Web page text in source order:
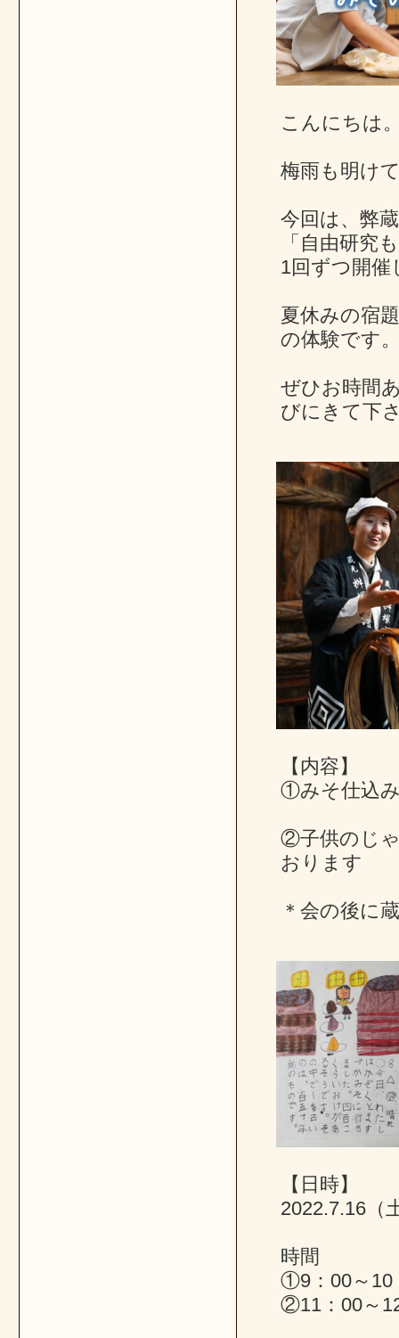
こんにちは
梅雨も明け
今回は、弊
「自由研究
1回ずつ開催
夏休みの宿
の体験です
ぜひお時間
びにきて下
【内容】
①みそ仕込
②子供のじ
おります
＊会の後に
【日時】
2022.7.16（
時間
①9：00～10
②11：00～